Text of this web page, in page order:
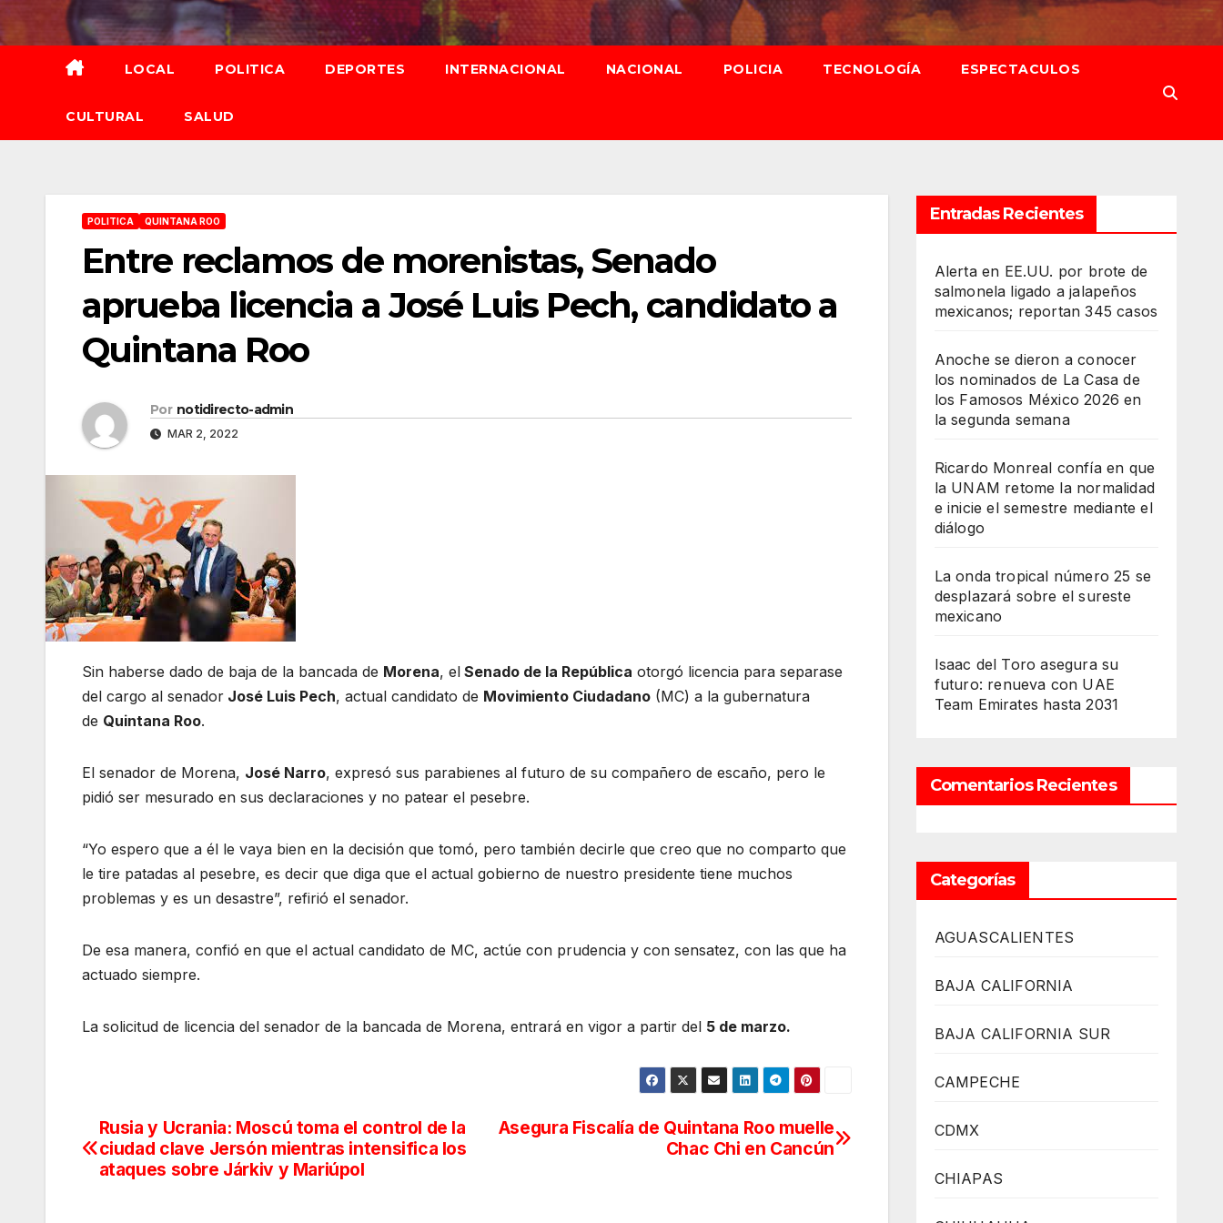
al
contenido
LOCAL POLITICA DEPORTES INTERNACIONAL NACIONAL POLICIA TECNOLOGÍA ESPECTACULOS
CULTURAL SALUD
POLITICA QUINTANA ROO
Entre reclamos de morenistas, Senado
aprueba licencia a José Luis Pech, candidato a
Quintana Roo
Por notidirecto-admin
MAR 2, 2022
Sin haberse dado de baja de la bancada de Morena, el Senado de la República otorgó licencia para separase
del cargo al senador José Luis Pech, actual candidato de Movimiento Ciudadano (MC) a la gubernatura
de Quintana Roo.
El senador de Morena, José Narro, expresó sus parabienes al futuro de su compañero de escaño, pero le
pidió ser mesurado en sus declaraciones y no patear el pesebre.
“Yo espero que a él le vaya bien en la decisión que tomó, pero también decirle que creo que no comparto que
le tire patadas al pesebre, es decir que diga que el actual gobierno de nuestro presidente tiene muchos
problemas y es un desastre”, refirió el senador.
De esa manera, confió en que el actual candidato de MC, actúe con prudencia y con sensatez, con las que ha
actuado siempre.
La solicitud de licencia del senador de la bancada de Morena, entrará en vigor a partir del 5 de marzo.
Navegación
de
Asegura Fiscalía de Quintana Roo muelle
Chac Chi en Cancún
Rusia y Ucrania: Moscú toma el control de la
ciudad clave Jersón mientras intensifica los
ataques sobre Járkiv y Mariúpol
Entradas Recientes
Alerta en EE.UU. por brote de
salmonela ligado a jalapeños
mexicanos; reportan 345 casos
Anoche se dieron a conocer
los nominados de La Casa de
los Famosos México 2026 en
la segunda semana
Ricardo Monreal confía en que
la UNAM retome la normalidad
e inicie el semestre mediante el
diálogo
La onda tropical número 25 se
desplazará sobre el sureste
mexicano
Isaac del Toro asegura su
futuro: renueva con UAE
Team Emirates hasta 2031
Comentarios Recientes
Categorías
AGUASCALIENTES
BAJA CALIFORNIA
BAJA CALIFORNIA SUR
CAMPECHE
CDMX
CHIAPAS